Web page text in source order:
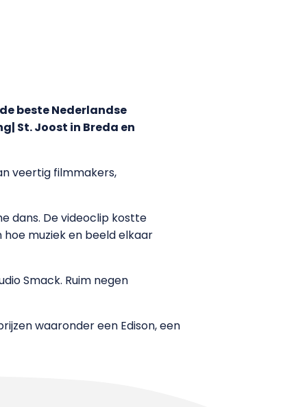
beste Nederlandse
St. Joost in Breda en
veertig filmmakers,
dans. De videoclip kostte
muziek en beeld elkaar
Smack. Ruim negen
waaronder een Edison, een